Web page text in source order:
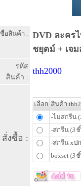
ชื่อสินค้า :
DVD ละคร
ชยุตม์ + เจ
รหัส
สินค้า :
thh2000
สั่งซื้อ :
เลือก สินค้า
-ไม่สกรีน (
-สกรีน (3
-สกรีน xป
boxset (3